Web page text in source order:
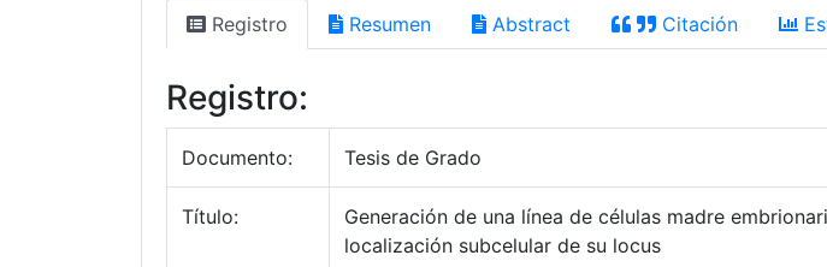
Registro Resumen Abstract Citación
Registro:
Documento: Tesis de Grado
Título:
Generación de una línea de células madre
localización subcelular de su locus